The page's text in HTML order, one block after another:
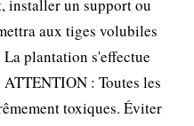
installer un support ou
aux tiges volubiles
plantation s'effectue
: Toutes les
toxiques. Éviter